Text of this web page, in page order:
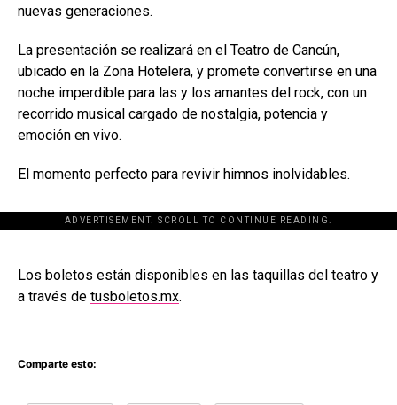
nuevas generaciones.
La presentación se realizará en el Teatro de Cancún,
ubicado en la Zona Hotelera, y promete convertirse en una
noche imperdible para las y los amantes del rock, con un
recorrido musical cargado de nostalgia, potencia y
emoción en vivo.
El momento perfecto para revivir himnos inolvidables.
ADVERTISEMENT. SCROLL TO CONTINUE READING.
[adsforwp id="243463"]
Los boletos están disponibles en las taquillas del teatro y
a través de tusboletos.mx.
Comparte esto: